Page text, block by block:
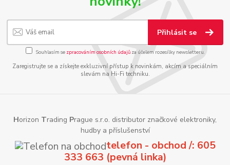
Přihlásit se
Souhlasím se zpracováním osobních údajůza účelem rozesílky newsletteru.
Zaregistrujte se a získejte exkluzivní přístup k novinkám, akcím a speciálním
slevám na Hi-Fi techniku.
Horizon Trading Prague s.r.o. distributor značkové elektroniky,
hudby a příslušenství
telefon - obchod /: 605
333 663 (pevná linka)